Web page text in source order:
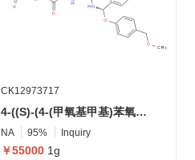
CK12973717
4-((S)-(4-(甲氧基甲基)苯氧基)((2-(((S)-4-((3-甲基脲基)甲基)-2,5-二氧代咪唑烷-1-基)氨基)苯基)氨基)甲基)苄基 2H-吖丙啶-3-羧酸酯
NA 95% Inquiry
￥55000 1g